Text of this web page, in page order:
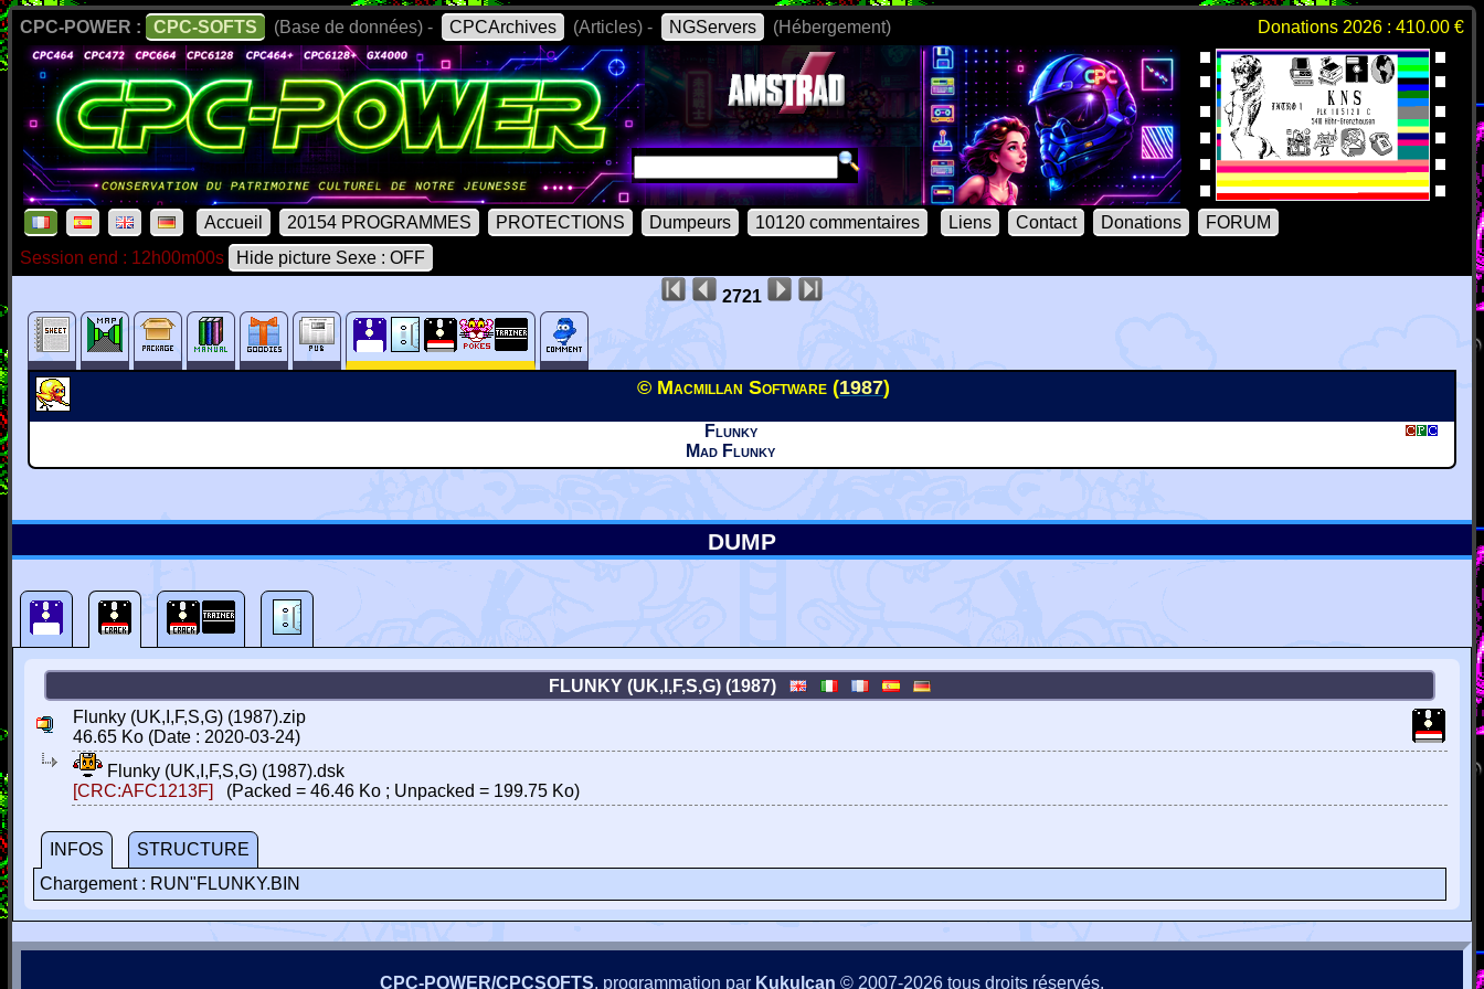
CPC-POWER : CPC-SOFTS (Base de données) - CPCArchives (Articles) - NGServers (Hébergement) Donations 2026 : 410.00 €
Accueil 20154 PROGRAMMES PROTECTIONS Dumpeurs 10120 commentaires Liens Contact Donations
FORUM
Session end : 12h00m00s
Hide picture Sexe : OFF
2721
© Macmillan Software (1987)
Flunky
Mad Flunky
DUMP
FLUNKY (UK,I,F,S,G) (1987)
Flunky (UK,I,F,S,G) (1987).zip
46.65 Ko (Date : 2020-03-24)
Flunky (UK,I,F,S,G) (1987).dsk
[CRC:AFC1213F]
(Packed = 46.46 Ko ; Unpacked = 199.75 Ko)
INFOS
STRUCTURE
Chargement : RUN"FLUNKY.BIN
CPC-POWER/CPCSOFTS, programmation par Kukulcan © 2007-2026 tous droits réservés.